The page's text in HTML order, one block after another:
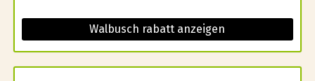
Walbusch rabatt anzeigen